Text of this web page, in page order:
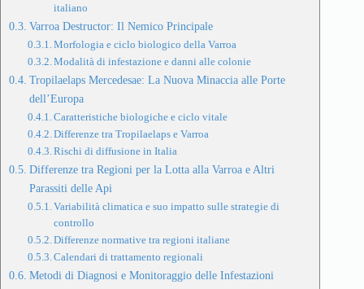
italiano
Varroa Destructor: Il Nemico Principale
Morfologia e ciclo biologico della Varroa
Modalità di infestazione e danni alle colonie
Tropilaelaps Mercedesae: La Nuova Minaccia alle Porte
dell’Europa
Caratteristiche biologiche e ciclo vitale
Differenze tra Tropilaelaps e Varroa
Rischi di diffusione in Italia
Differenze tra Regioni per la Lotta alla Varroa e Altri
Parassiti delle Api
Variabilità climatica e suo impatto sulle strategie di
controllo
Differenze normative tra regioni italiane
Calendari di trattamento regionali
Metodi di Diagnosi e Monitoraggio delle Infestazioni